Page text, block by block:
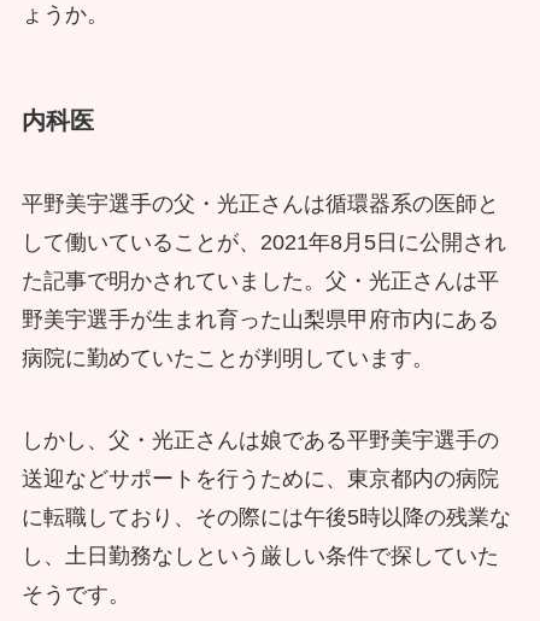
ょうか。
内科医
平野美宇選手の父・光正さんは循環器系の医師と
して働いていることが、2021年8月5日に公開され
た記事で明かされていました。父・光正さんは平
野美宇選手が生まれ育った山梨県甲府市内にある
病院に勤めていたことが判明しています。
しかし、父・光正さんは娘である平野美宇選手の
送迎などサポートを行うために、東京都内の病院
に転職しており、その際には午後5時以降の残業な
し、土日勤務なしという厳しい条件で探していた
そうです。